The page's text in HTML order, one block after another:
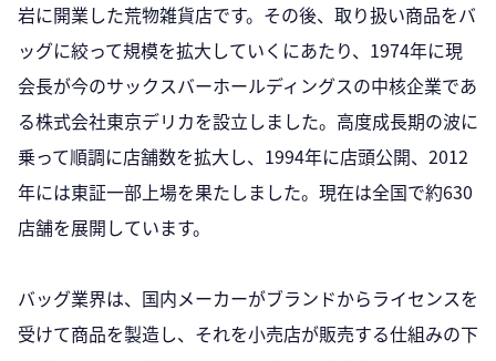
岩に開業した荒物雑貨店です。その後、取り扱い商品をバ
ッグに絞って規模を拡大していくにあたり、1974年に現
会長が今のサックスバーホールディングスの中核企業であ
る株式会社東京デリカを設立しました。高度成長期の波に
乗って順調に店舗数を拡大し、1994年に店頭公開、2012
年には東証一部上場を果たしました。現在は全国で約630
店舗を展開しています。
バッグ業界は、国内メーカーがブランドからライセンスを
受けて商品を製造し、それを小売店が販売する仕組みの下